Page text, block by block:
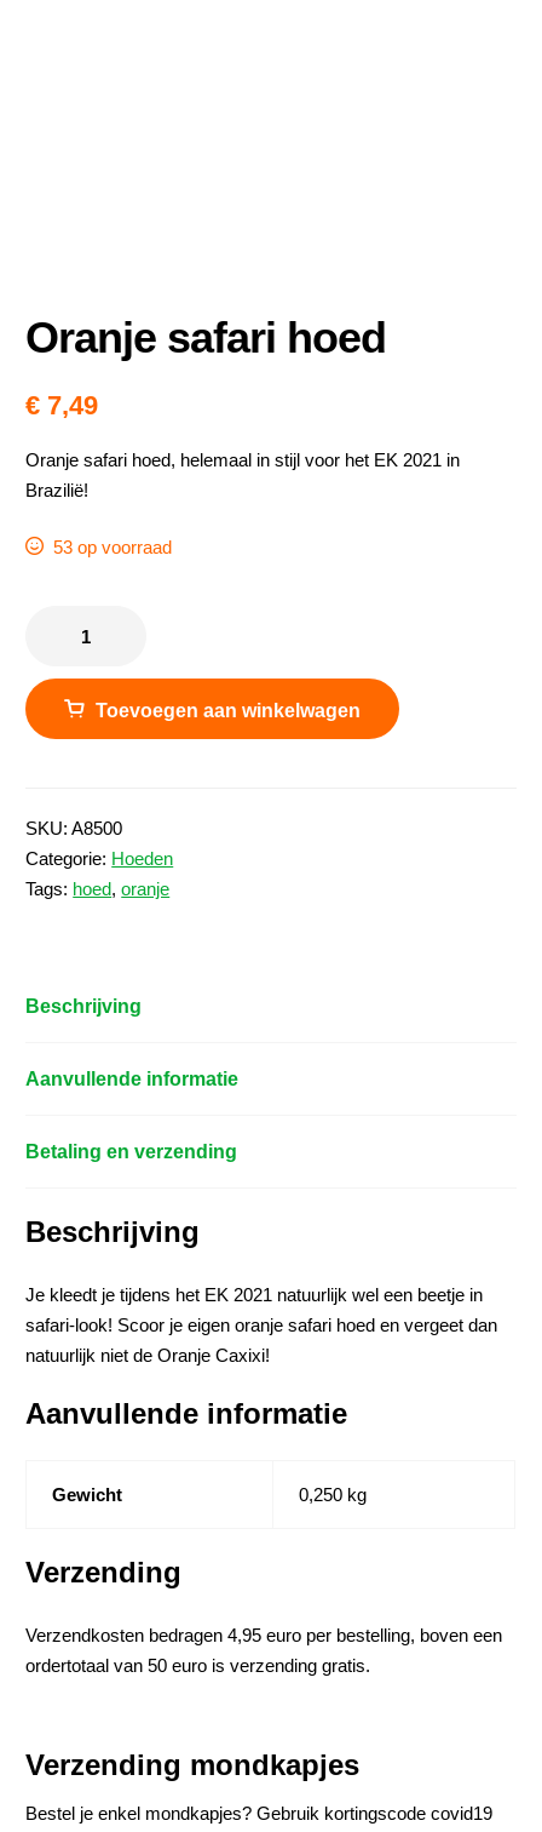
Oranje safari hoed
€ 7,49
Oranje safari hoed, helemaal in stijl voor het EK 2021 in
Brazilië!
53 op voorraad
hoed
aantal
Toevoegen aan winkelwagen
SKU:A8500
Categorie: Hoeden
Tags: hoed,oranje
Beschrijving
Aanvullende informatie
Betaling en verzending
Beschrijving
Je kleedt je tijdens het EK 2021 natuurlijk wel een beetje in
safari-look! Scoor je eigen oranje safari hoed en vergeet dan
natuurlijk niet de Oranje Caxixi!
Aanvullende informatie
Gewicht 0,250 kg
Verzending
Verzendkosten bedragen 4,95 euro per bestelling, boven een
ordertotaal van 50 euro is verzending gratis.
Verzending mondkapjes
Bestel je enkel mondkapjes? Gebruik kortingscode covid19